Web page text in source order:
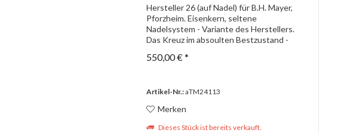
Hersteller 26 (auf Nadel) für B.H. Mayer,
Pforzheim. Eisenkern, seltene
Nadelsystem - Variante des Herstellers.
Das Kreuz im absoulten Bestzustand -
der Lackierung. Etui im sehr guten
550,00 € *
Artikel-Nr.:aTM24113
Merken
Dieses Stück ist bereits verkauft.